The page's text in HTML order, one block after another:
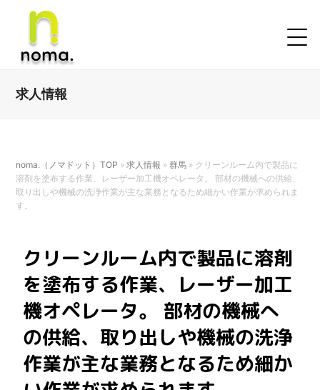
求人情報
noma.（ノマドット）TOP »求人情報 »群馬 » クリーンルーム内で製品に
溶剤を塗布する作業、レーザー加工機オペレータ。 部材の機械への供給、
取り出しや機械の洗浄作業が主な業務となるため細かい作業が求められま
す。
クリーンルーム内で製品に溶剤
を塗布する作業、レーザー加工
機オペレータ。 部材の機械へ
の供給、取り出しや機械の洗浄
作業が主な業務となるため細か